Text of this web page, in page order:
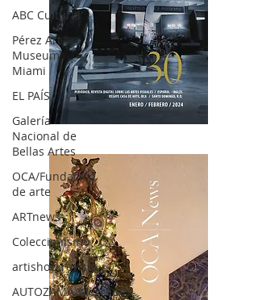
ABC Cultural
Pérez Art
Museum
Miami
EL PAÍS
Galería
Nacional de
Bellas Artes
OCA/Fundación
de arte
ARTnews
Coleccionismo
artishockrevista
AUTOZAMA/Mercedes-
OCA|News 30 /Enero-Febrero / 2024